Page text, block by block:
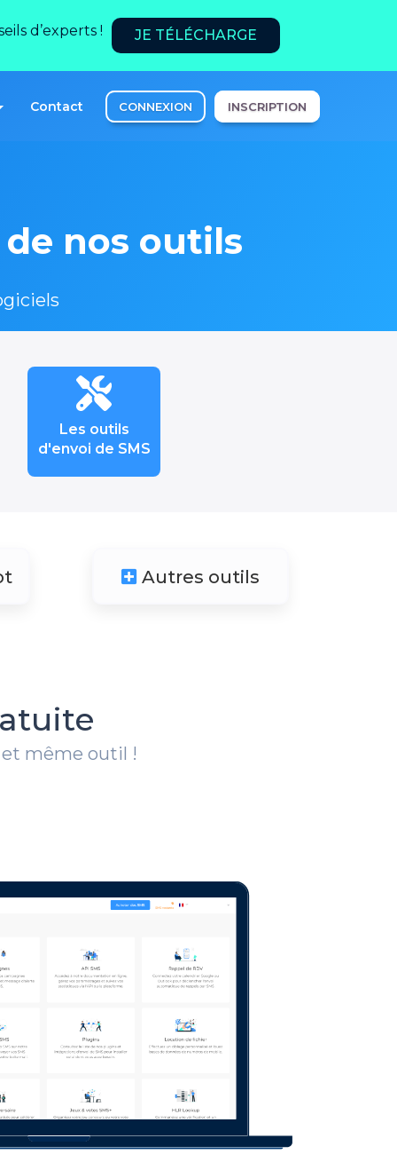
d’experts ! JE TÉLÉCHARGE
Contact CONNEXION INSCRIPTION
nos outils
Les outils
d'envoi de SMS
Autres outils
et même outil !